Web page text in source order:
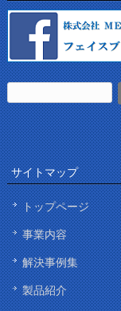
サイトマップ
トップページ
事業内容
解決事例集
製品紹介